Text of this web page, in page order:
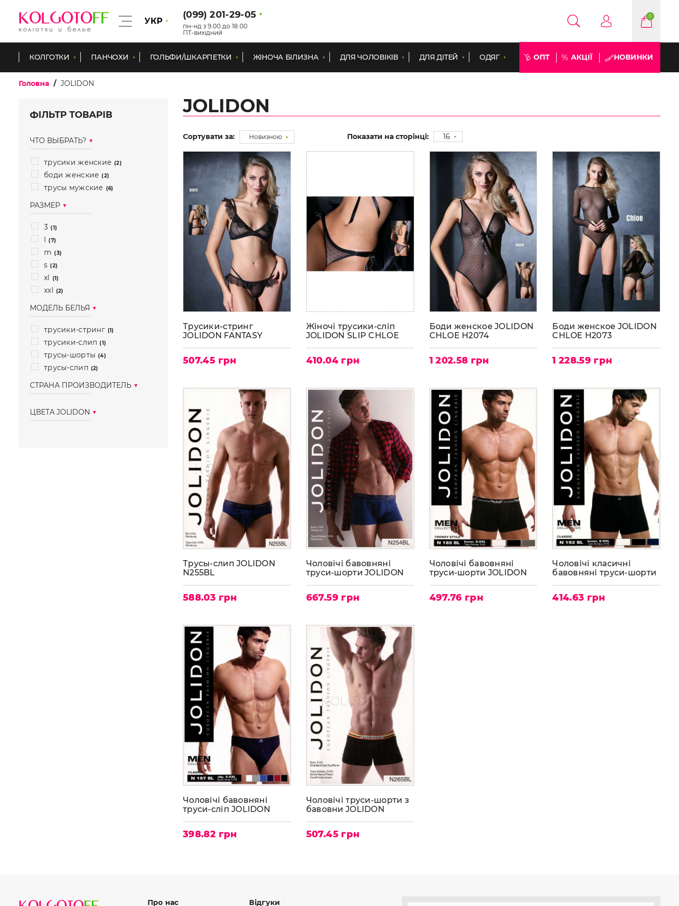
УКР
(099) 201-29-05
пн-нд з 9.00 до 18.00
ПТ-вихідний
0
КОЛГОТКИ ПАНЧОХИ ГОЛЬФИ/ШКАРПЕТКИ ЖІНОЧА БІЛИЗНА ДЛЯ ЧОЛОВІКІВ ДЛЯ ДІТЕЙ ОДЯГ ОПТ АКЦІЇ НОВИНКИ
Головна JOLIDON
ФІЛЬТР ТОВАРІВ
ЧТО ВЫБРАТЬ?
трусики женские (2)
боди женские (2)
трусы мужские (6)
РАЗМЕР
3 (1)
l (7)
m (3)
s (2)
xl (1)
xxl (2)
МОДЕЛЬ БЕЛЬЯ
трусики-стринг (1)
трусики-слип (1)
трусы-шорты (4)
трусы-слип (2)
СТРАНА ПРОИЗВОДИТЕЛЬ
румыния (10)
ЦВЕТА JOLIDON
JOLIDON
Сортувати за: Новизною Показати на сторінці: 16
Трусики-стринг
JOLIDON FANTASY
507.45 грн
Жіночі трусики-сліп
JOLIDON SLIP CHLOE
410.04 грн
Боди женское JOLIDON
CHLOE H2074
1 202.58 грн
Боди женское JOLIDON
CHLOE H2073
1 228.59 грн
Трусы-слип JOLIDON
N255BL
588.03 грн
Чоловічі бавовняні
труси-шорти JOLIDON
667.59 грн
Чоловічі бавовняні
труси-шорти JOLIDON
497.76 грн
Чоловічі класичні
бавовняні труси-шорти
414.63 грн
Чоловічі бавовняні
труси-сліп JOLIDON
398.82 грн
Чоловічі труси-шорти з
бавовни JOLIDON
507.45 грн
Про нас Відгуки